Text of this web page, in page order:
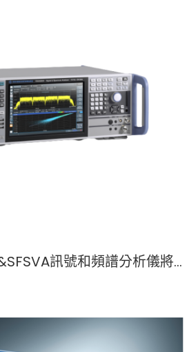
R&S FSV和 R&SFSVA訊號和頻譜分析儀將頻率擴充到50 GHz